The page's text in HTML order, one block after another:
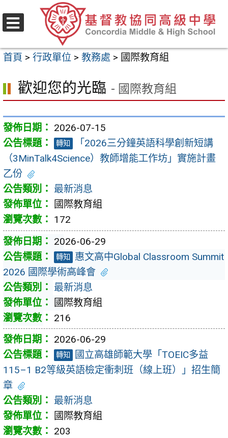
至
要
容
首頁 > 行政單位 > 教務處 > 國際教育組
歡迎您的光臨 - 國際教育組
2026-07-15
轉知
「2026三分鐘英語科學創新短講
（3MinTalk4Science）教師增能工作坊」實施計畫
乙份
最新消息
國際教育組
172
2026-06-29
轉知
惠文高中Global Classroom Summit
2026 國際學術高峰會
最新消息
國際教育組
216
2026-06-29
轉知
國立高雄師範大學「TOEIC多益
115–1 B2等級英語檢定衝刺班（線上班）」招生簡
章
最新消息
國際教育組
203
選
單